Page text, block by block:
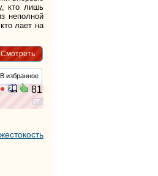
кто лишь
неполной
лает на
В избранное
81